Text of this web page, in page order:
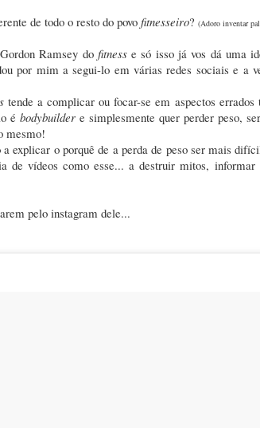
de todo o resto do povo fitnesseiro? (Adoro inventar
Ramsey do fitnesse só isso já vos dá uma
por mim a segui-lo em várias redes sociais e a
tende a complicar ou focar-se em aspectos errados
é bodybuildere simplesmente quer perder peso,
mesmo!
explicar o porquê de a perda de peso ser mais
de vídeos como esse... a destruir mitos, informar
pelo instagram dele...